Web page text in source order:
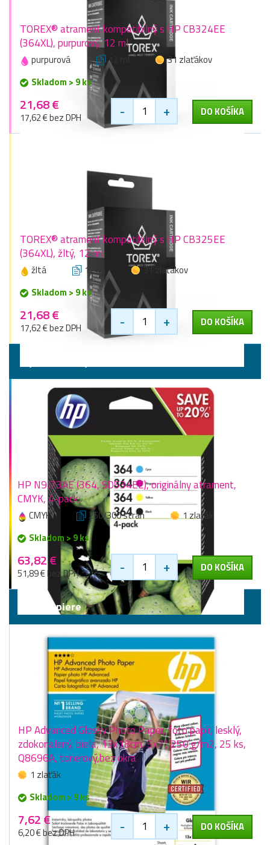
TOREX® atrament kompatibilný s HP CB324EE
(364XL), purpurový, 12 ml
purpurová 12 ml
31 zlaťákov
Skladom > 9 ks
21,68 €
17,62 € bez DPH - + DO KOŠÍKA
TOREX® atrament kompatibilný s HP CB325EE
(364XL), žltý, 12 ml
žltá 12 ml
31 zlaťákov
Skladom > 9 ks
21,68 €
17,62 € bez DPH - + DO KOŠÍKA
HP N9J73AE (364, SD534EE), originálny atrament,
CMYK, 4-pack
CMYK 250/300 stran
1 zlaťák
Skladom > 9 ks
63,82 €
51,89 € bez DPH - + DO KOŠÍKA
Fotopapiere
HP Advanced Glossy Photo Paper, foto papír, lesklý,
zdokonalený, biela, 13x18cm, 5x7", 250 g/m2, 25 ks,
Q8696A, tonerový,bez okra
1 zlaťák
Skladom > 9 ks
7,62 €
6,20 € bez DPH - + DO KOŠÍKA